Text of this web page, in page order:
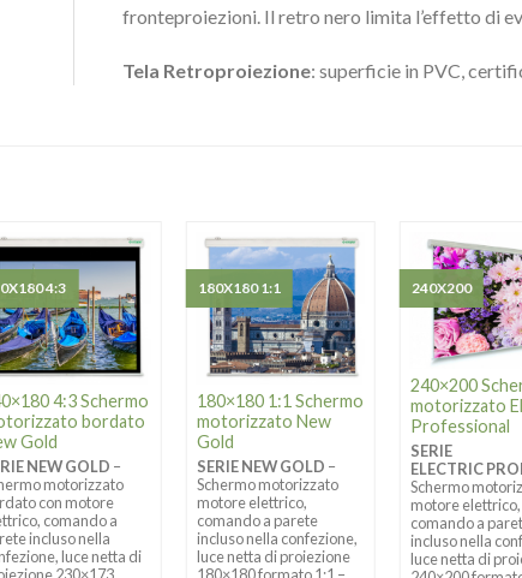
fronteproiezioni. Il retro nero limita l’effetto di
Tela Retroproiezione: superficie in PVC,
4:3 Schermo
bordato
Gold
NEW GOLD –
motorizzato
con motore
comando a
incluso nella
luce netta di
4:3
180×180 1:1 Schermo
motorizzato New
Gold
SERIE NEW GOLD –
Schermo motorizzato
motore elettrico,
comando a parete
incluso nella confezione,
luce netta di proiezione
180X180 1:1
240×200
motorizzato
Professional
SERIE
ELECTRIC
Schermo
motore elettrico,
comando a
incluso nella
luce netta di
240X200